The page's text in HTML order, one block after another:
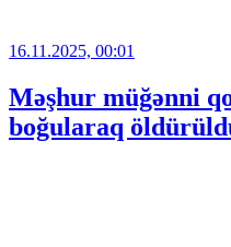
16.11.2025, 00:01
Məşhur müğənni
boğularaq